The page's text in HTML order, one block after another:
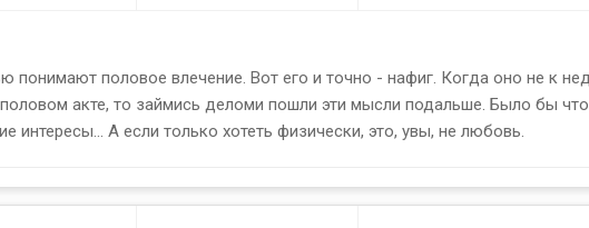
понимают половое влечение. Вот его и точно - нафиг. Когда оно не к
акте, то займись деломи пошли эти мысли подальше. Было бы
А если только хотеть физически, это, увы, не любовь.